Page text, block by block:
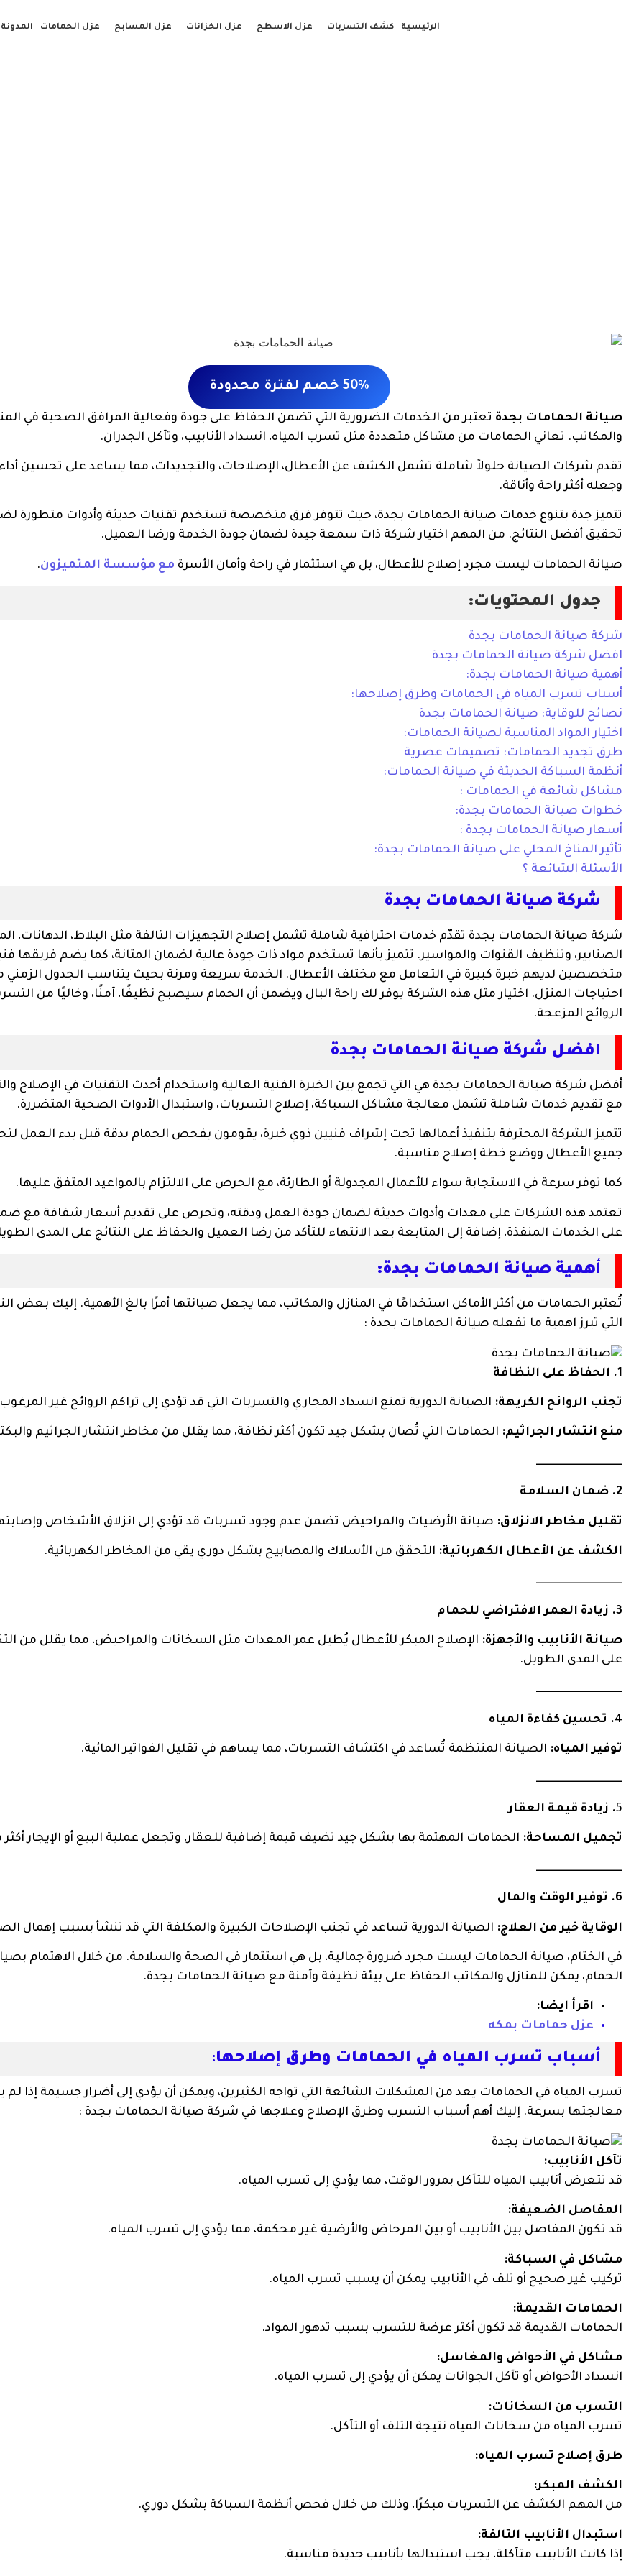
الرئيسية كشف التسربات عزل الاسطح عزل الخزانات عزل المسابح عزل الحمامات المدونة
50% خصم لفترة محدودة
صيانة الحمامات بجدة تعتبر من الخدمات الضرورية التي تضمن الحفاظ على جودة وفعالية المرافق الصحية في
والمكاتب. تعاني الحمامات من مشاكل متعددة مثل تسرب المياه، انسداد الأنابيب، وتآكل الجدران.
تقدم شركات الصيانة حلولاً شاملة تشمل الكشف عن الأعطال، الإصلاحات، والتجديدات، مما يساعد على تحسين
وجعله أكثر راحة وأناقة.
تتميز جدة بتنوع خدمات صيانة الحمامات بجدة، حيث تتوفر فرق متخصصة تستخدم تقنيات حديثة وأدوات متطورة
تحقيق أفضل النتائج. من المهم اختيار شركة ذات سمعة جيدة لضمان جودة الخدمة ورضا العميل.
صيانة الحمامات ليست مجرد إصلاح للأعطال، بل هي استثمار في راحة وأمان الأسرة مع مؤسسة المتميزون.
جدول المحتويات:
شركة صيانة الحمامات بجدة
افضل شركة صيانة الحمامات بجدة
أهمية صيانة الحمامات بجدة:
أسباب تسرب المياه في الحمامات وطرق إصلاحها:
نصائح للوقاية: صيانة الحمامات بجدة
اختيار المواد المناسبة لصيانة الحمامات:
طرق تجديد الحمامات: تصميمات عصرية
أنظمة السباكة الحديثة في صيانة الحمامات:
مشاكل شائعة في الحمامات :
خطوات صيانة الحمامات بجدة:
أسعار صيانة الحمامات بجدة :
تأثير المناخ المحلي على صيانة الحمامات بجدة:
الأسئلة الشائعة ؟
شركة صيانة الحمامات بجدة
شركة صيانة الحمامات بجدة تقدّم خدمات احترافية شاملة تشمل إصلاح التجهيزات التالفة مثل البلاط، الدهانات،
الصنابير، وتنظيف القنوات والمواسير. تتميز بأنها تستخدم مواد ذات جودة عالية لضمان المتانة، كما يضم فريقها
متخصصين لديهم خبرة كبيرة في التعامل مع مختلف الأعطال. الخدمة سريعة ومرنة بحيث يتناسب الجدول الزمني
احتياجات المنزل. اختيار مثل هذه الشركة يوفر لك راحة البال ويضمن أن الحمام سيصبح نظيفًا، آمنًا، وخاليًا من
الروائح المزعجة.
افضل شركة صيانة الحمامات بجدة
أفضل شركة صيانة الحمامات بجدة هي التي تجمع بين الخبرة الفنية العالية واستخدام أحدث التقنيات في الإصلاح
مع تقديم خدمات شاملة تشمل معالجة مشاكل السباكة، إصلاح التسربات، واستبدال الأدوات الصحية المتضررة.
تتميز الشركة المحترفة بتنفيذ أعمالها تحت إشراف فنيين ذوي خبرة، يقومون بفحص الحمام بدقة قبل بدء العمل
جميع الأعطال ووضع خطة إصلاح مناسبة.
كما توفر سرعة في الاستجابة سواء للأعمال المجدولة أو الطارئة، مع الحرص على الالتزام بالمواعيد المتفق عليها.
تعتمد هذه الشركات على معدات وأدوات حديثة لضمان جودة العمل ودقته، وتحرص على تقديم أسعار شفافة مع
على الخدمات المنفذة، إضافة إلى المتابعة بعد الانتهاء للتأكد من رضا العميل والحفاظ على النتائج على المدى
أهمية صيانة الحمامات بجدة:
تُعتبر الحمامات من أكثر الأماكن استخدامًا في المنازل والمكاتب، مما يجعل صيانتها أمرًا بالغ الأهمية. إليك بعض
التي تبرز اهمية ما تفعله صيانة الحمامات بجدة :
1. الحفاظ على النظافة
تجنب الروائح الكريهة: الصيانة الدورية تمنع انسداد المجاري والتسربات التي قد تؤدي إلى تراكم الروائح غير
منع انتشار الجراثيم: الحمامات التي تُصان بشكل جيد تكون أكثر نظافة، مما يقلل من مخاطر انتشار الجراثيم
ــــــــــــــــــــــــــــــــــــــــ
2. ضمان السلامة
تقليل مخاطر الانزلاق: صيانة الأرضيات والمراحيض تضمن عدم وجود تسربات قد تؤدي إلى انزلاق الأشخاص
الكشف عن الأعطال الكهربائية: التحقق من الأسلاك والمصابيح بشكل دوري يقي من المخاطر الكهربائية.
ــــــــــــــــــــــــــــــــــــــــ
3. زيادة العمر الافتراضي للحمام
صيانة الأنابيب والأجهزة: الإصلاح المبكر للأعطال يُطيل عمر المعدات مثل السخانات والمراحيض، مما يقلل من
على المدى الطويل.
ــــــــــــــــــــــــــــــــــــــــ
4. تحسين كفاءة المياه
توفير المياه: الصيانة المنتظمة تُساعد في اكتشاف التسربات، مما يساهم في تقليل الفواتير المائية.
ــــــــــــــــــــــــــــــــــــــــ
5. زيادة قيمة العقار
تجميل المساحة: الحمامات المهتمة بها بشكل جيد تضيف قيمة إضافية للعقار، وتجعل عملية البيع أو الإيجار
ــــــــــــــــــــــــــــــــــــــــ
6. توفير الوقت والمال
الوقاية خير من العلاج: الصيانة الدورية تساعد في تجنب الإصلاحات الكبيرة والمكلفة التي قد تنشأ بسبب إهمال
في الختام، صيانة الحمامات ليست مجرد ضرورة جمالية، بل هي استثمار في الصحة والسلامة. من خلال الاهتمام
الحمام، يمكن للمنازل والمكاتب الحفاظ على بيئة نظيفة وآمنة مع صيانة الحمامات بجدة.
اقرأ ايضا:
عزل حمامات بمكه
أسباب تسرب المياه في الحمامات وطرق إصلاحها:
تسرب المياه في الحمامات يعد من المشكلات الشائعة التي تواجه الكثيرين، ويمكن أن يؤدي إلى أضرار جسيمة إذا لم
معالجتها بسرعة. إليك أهم أسباب التسرب وطرق الإصلاح وعلاجها في شركة صيانة الحمامات بجدة :
تآكل الأنابيب:
قد تتعرض أنابيب المياه للتآكل بمرور الوقت، مما يؤدي إلى تسرب المياه.
المفاصل الضعيفة:
قد تكون المفاصل بين الأنابيب أو بين المرحاض والأرضية غير محكمة، مما يؤدي إلى تسرب المياه.
مشاكل في السباكة:
تركيب غير صحيح أو تلف في الأنابيب يمكن أن يسبب تسرب المياه.
الحمامات القديمة:
الحمامات القديمة قد تكون أكثر عرضة للتسرب بسبب تدهور المواد.
مشاكل في الأحواض والمغاسل:
انسداد الأحواض أو تآكل الجوانات يمكن أن يؤدي إلى تسرب المياه.
التسرب من السخانات:
تسرب المياه من سخانات المياه نتيجة التلف أو التآكل.
طرق إصلاح تسرب المياه:
الكشف المبكر:
من المهم الكشف عن التسربات مبكرًا، وذلك من خلال فحص أنظمة السباكة بشكل دوري.
استبدال الأنابيب التالفة:
إذا كانت الأنابيب متآكلة، يجب استبدالها بأنابيب جديدة مناسبة.